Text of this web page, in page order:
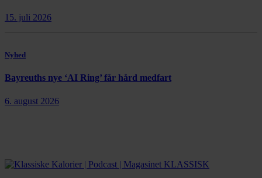
15. juli 2026
Nyhed
Bayreuths nye ‘AI Ring’ får hård medfart
6. august 2026